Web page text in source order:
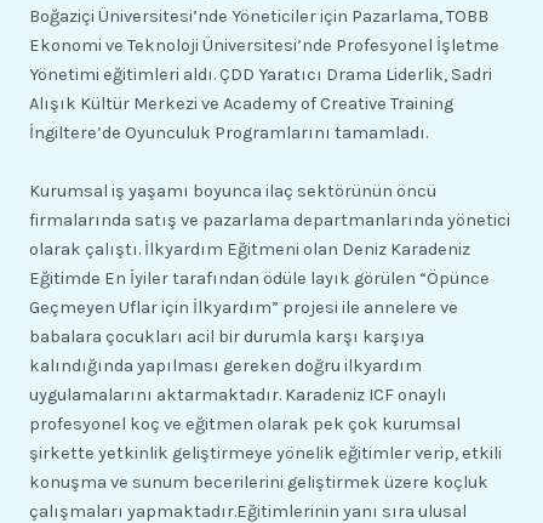
Boğaziçi Üniversitesi’nde Yöneticiler için Pazarlama, TOBB
Ekonomi ve Teknoloji Üniversitesi’nde Profesyonel İşletme
Yönetimi eğitimleri aldı. ÇDD Yaratıcı Drama Liderlik, Sadri
Alışık Kültür Merkezi ve Academy of Creative Training
İngiltere’de Oyunculuk Programlarını tamamladı.
Kurumsal iş yaşamı boyunca ilaç sektörünün öncü
firmalarında satış ve pazarlama departmanlarında yönetici
olarak çalıştı. İlkyardım Eğitmeni olan Deniz Karadeniz
Eğitimde En İyiler tarafından ödüle layık görülen “Öpünce
Geçmeyen Uflar için İlkyardım” projesi ile annelere ve
babalara çocukları acil bir durumla karşı karşıya
kalındığında yapılması gereken doğru ilkyardım
uygulamalarını aktarmaktadır. Karadeniz ICF onaylı
profesyonel koç ve eğitmen olarak pek çok kurumsal
şirkette yetkinlik geliştirmeye yönelik eğitimler verip, etkili
konuşma ve sunum becerilerini geliştirmek üzere koçluk
çalışmaları yapmaktadır.Eğitimlerinin yanı sıra ulusal